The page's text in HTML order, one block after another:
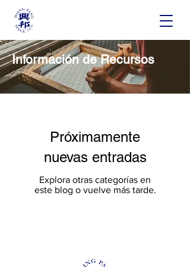
Información de Recursos
Próximamente
nuevas entradas
Explora otras categorías en
este blog o vuelve más tarde.